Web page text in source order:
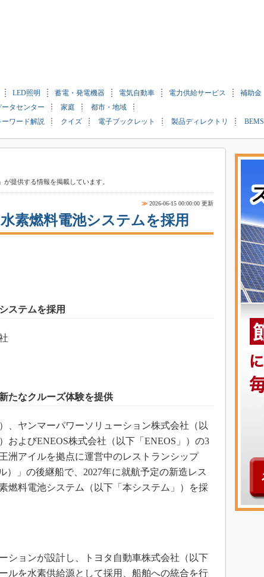
LED照明 蓄電・発電機器 電気自動車 電力供給サービス 補助金
タセンター 家庭
都市・地域
ーワード解説 クイズ 電子ブックレット 製品ディレクトリ BEMS
提供する情報を掲載しています。
≫ 2026-06-15 00:00:00 更新
素燃料電池システムを採用
ステムを採用
たなクルーズ体験を提供
、ヤンマーパワーソリューション株式会社（以
およびENEOS株式会社（以下「ENEOS」）の3
洲アイルを拠点に運営中のレストランシップ
）」の後継船で、2027年に就航予定の新造レス
燃料電池システム（以下「本システム」）を採
ションが設計し、トヨタ自動車株式会社（以下
ルを水素供給源として採用、船舶への統合を行